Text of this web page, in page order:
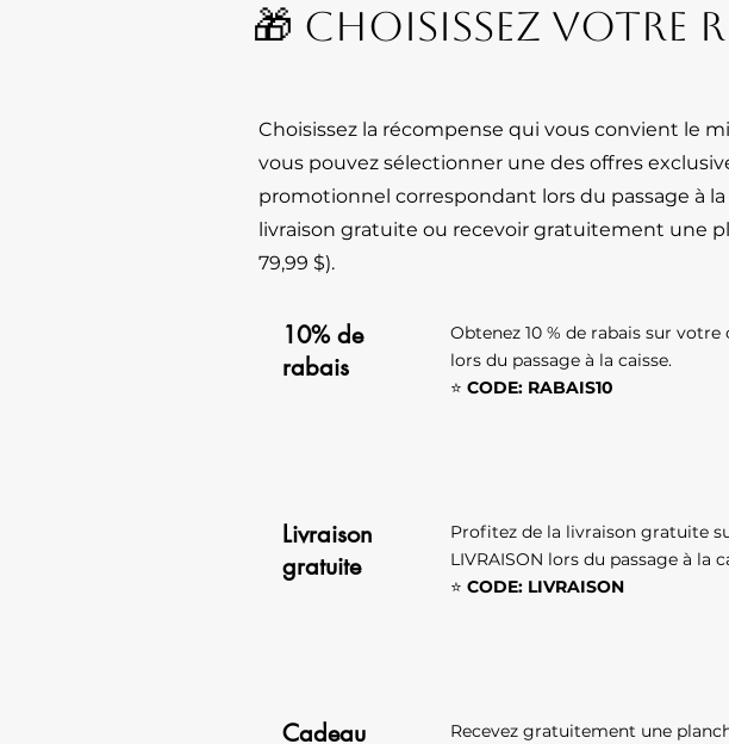
🎁 Choisissez votre
Choisissez la récompense qui vous convient le
vous pouvez sélectionner une des offres
promotionnel correspondant lors du passage à
livraison gratuite ou recevoir gratuitement une
79,99 $).
10% de
rabais
Obtenez 10 % de rabais sur
lors du passage à la caisse.
⭐ CODE: RABAIS10
Livraison
gratuite
Profitez de la livraison gratuite
LIVRAISON lors du passage à la
⭐ CODE: LIVRAISON
Cadeau Recevez gratuitement une